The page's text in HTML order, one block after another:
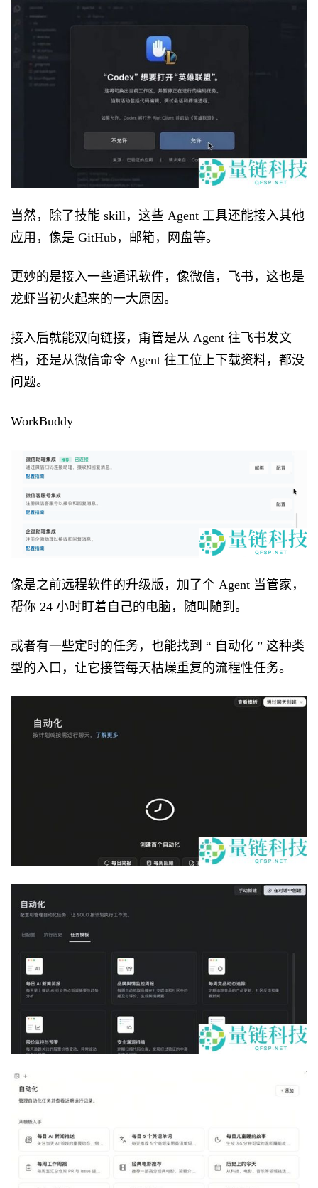
当然，除了技能 skill，这些 Agent 工具还能接入其他
应用，像是 GitHub，邮箱，网盘等。
更妙的是接入一些通讯软件，像微信，飞书，这也是
龙虾当初火起来的一大原因。
接入后就能双向链接，甭管是从 Agent 往飞书发文
档，还是从微信命令 Agent 往工位上下载资料，都没
问题。
WorkBuddy
像是之前远程软件的升级版，加了个 Agent 当管家，
帮你 24 小时盯着自己的电脑，随叫随到。
或者有一些定时的任务，也能找到 “ 自动化 ” 这种类
型的入口，让它接管每天枯燥重复的流程性任务。